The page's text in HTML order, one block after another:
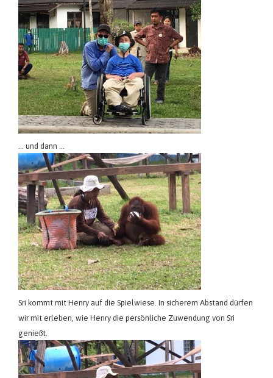
… und dann …
Sri kommt mit Henry auf die Spielwiese. In sicherem Abstand dürfen
wir mit erleben, wie Henry die persönliche Zuwendung von Sri
genießt.